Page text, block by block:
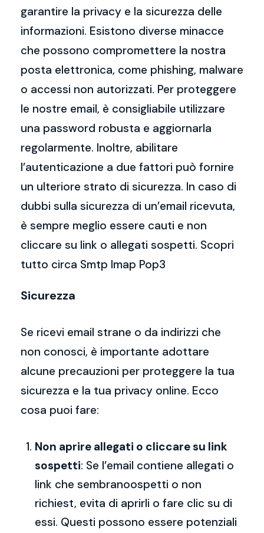
garantire la privacy e la sicurezza delle
informazioni. Esistono diverse minacce
che possono compromettere la nostra
posta elettronica, come phishing, malware
o accessi non autorizzati. Per proteggere
le nostre email, è consigliabile utilizzare
una password robusta e aggiornarla
regolarmente. Inoltre, abilitare
l’autenticazione a due fattori può fornire
un ulteriore strato di sicurezza. In caso di
dubbi sulla sicurezza di un’email ricevuta,
è sempre meglio essere cauti e non
cliccare su link o allegati sospetti. Scopri
tutto circa Smtp Imap Pop3
Sicurezza
Se ricevi email strane o da indirizzi che
non conosci, è importante adottare
alcune precauzioni per proteggere la tua
sicurezza e la tua privacy online. Ecco
cosa puoi fare:
Non aprire allegati o cliccare su link
sospetti: Se l’email contiene allegati o
link che sembranoospetti o non
richiest, evita di aprirli o fare clic su di
essi. Questi possono essere potenziali